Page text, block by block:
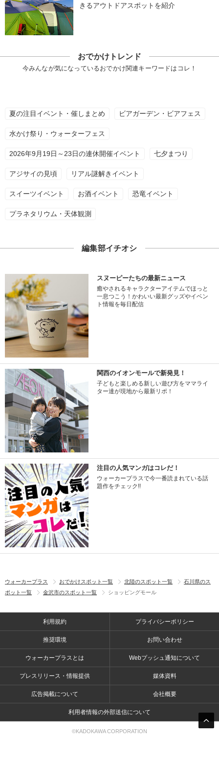
きるアウトドアスポットを紹介
おでかけトレンド
今みんなが気になっているおでかけ関連キーワードはコレ！
夏の注目イベント・催しまとめ ビアガーデン・ビアフェス
水かけ祭り・ウォーターフェス
2026年9月19日～23日の連休開催イベント 七夕まつり
アジサイの見頃 リアル謎解きイベント
スイーツイベント お酒イベント 恐竜イベント
プラネタリウム・天体観測
編集部イチオシ
スヌーピーたちの最新ニュース
癒やされるキャラクターアイテムでほっと
一息つこう！かわいい最新グッズやイベン
ト情報を毎日配信
関西のイオンモールで新発見！
子どもと楽しめる新しい遊び方をママライ
ター達が現地から最新リポ！
注目の人気マンガはコレだ！
ウォーカープラスで今一番読まれている話
題作をチェック!!
ウォーカープラス おでかけスポット一覧 北陸のスポット一覧
石川県のス
ポット一覧
金沢市のスポット一覧 ショッピングモール
利用規約 プライバシーポリシー
推奨環境 お問い合わせ
ウォーカープラスとは Webプッシュ通知について
プレスリリース・情報提供 媒体資料
広告掲載について 会社概要
利用者情報の外部送信について
©KADOKAWA CORPORATION